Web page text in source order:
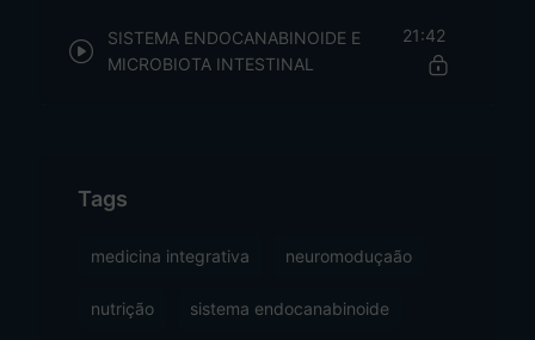
SISTEMA ENDOCANABINOIDE E
MICROBIOTA INTESTINAL
21:42
Tags
medicina integrativa neuromoduçaão
nutrição sistema endocanabinoide